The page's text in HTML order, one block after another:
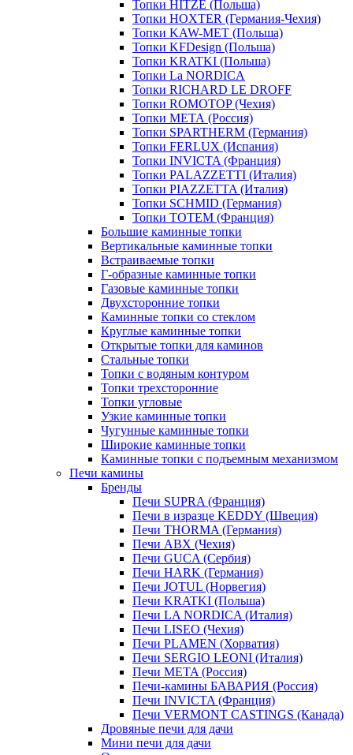
Топки HITZE (Польша)
Топки HOXTER (Германия-Чехия)
Топки KAW-MET (Польша)
Топки KFDesign (Польша)
Топки KRATKI (Польша)
Топки La NORDICA
Топки RICHARD LE DROFF
Топки ROMOTOP (Чехия)
Топки МЕТА (Россия)
Топки SPARTHERM (Германия)
Топки FERLUX (Испания)
Топки INVICTA (Франция)
Топки PALAZZETTI (Италия)
Топки PIAZZETTA (Италия)
Топки SCHMID (Германия)
Топки TOTEM (Франция)
Большие каминные топки
Вертикальные каминные топки
Встраиваемые топки
Г-образные каминные топки
Газовые каминные топки
Двухсторонние топки
Каминные топки со стеклом
Круглые каминные топки
Открытые топки для каминов
Стальные топки
Топки с водяным контуром
Топки трехсторонние
Топки угловые
Узкие каминные топки
Чугунные каминные топки
Широкие каминные топки
Каминные топки с подъемным механизмом
Печи камины
Бренды
Печи SUPRA (Франция)
Печи в изразце KEDDY (Швеция)
Печи THORMA (Германия)
Печи ABX (Чехия)
Печи GUCA (Сербия)
Печи HARK (Германия)
Печи JOTUL (Норвегия)
Печи KRATKI (Польша)
Печи LA NORDICA (Италия)
Печи LISEO (Чехия)
Печи PLAMEN (Хорватия)
Печи SERGIO LEONI (Италия)
Печи META (Россия)
Печи-камины БАВАРИЯ (Россия)
Печи INVICTA (Франция)
Печи VERMONT CASTINGS (Канада)
Дровяные печи для дачи
Мини печи для дачи